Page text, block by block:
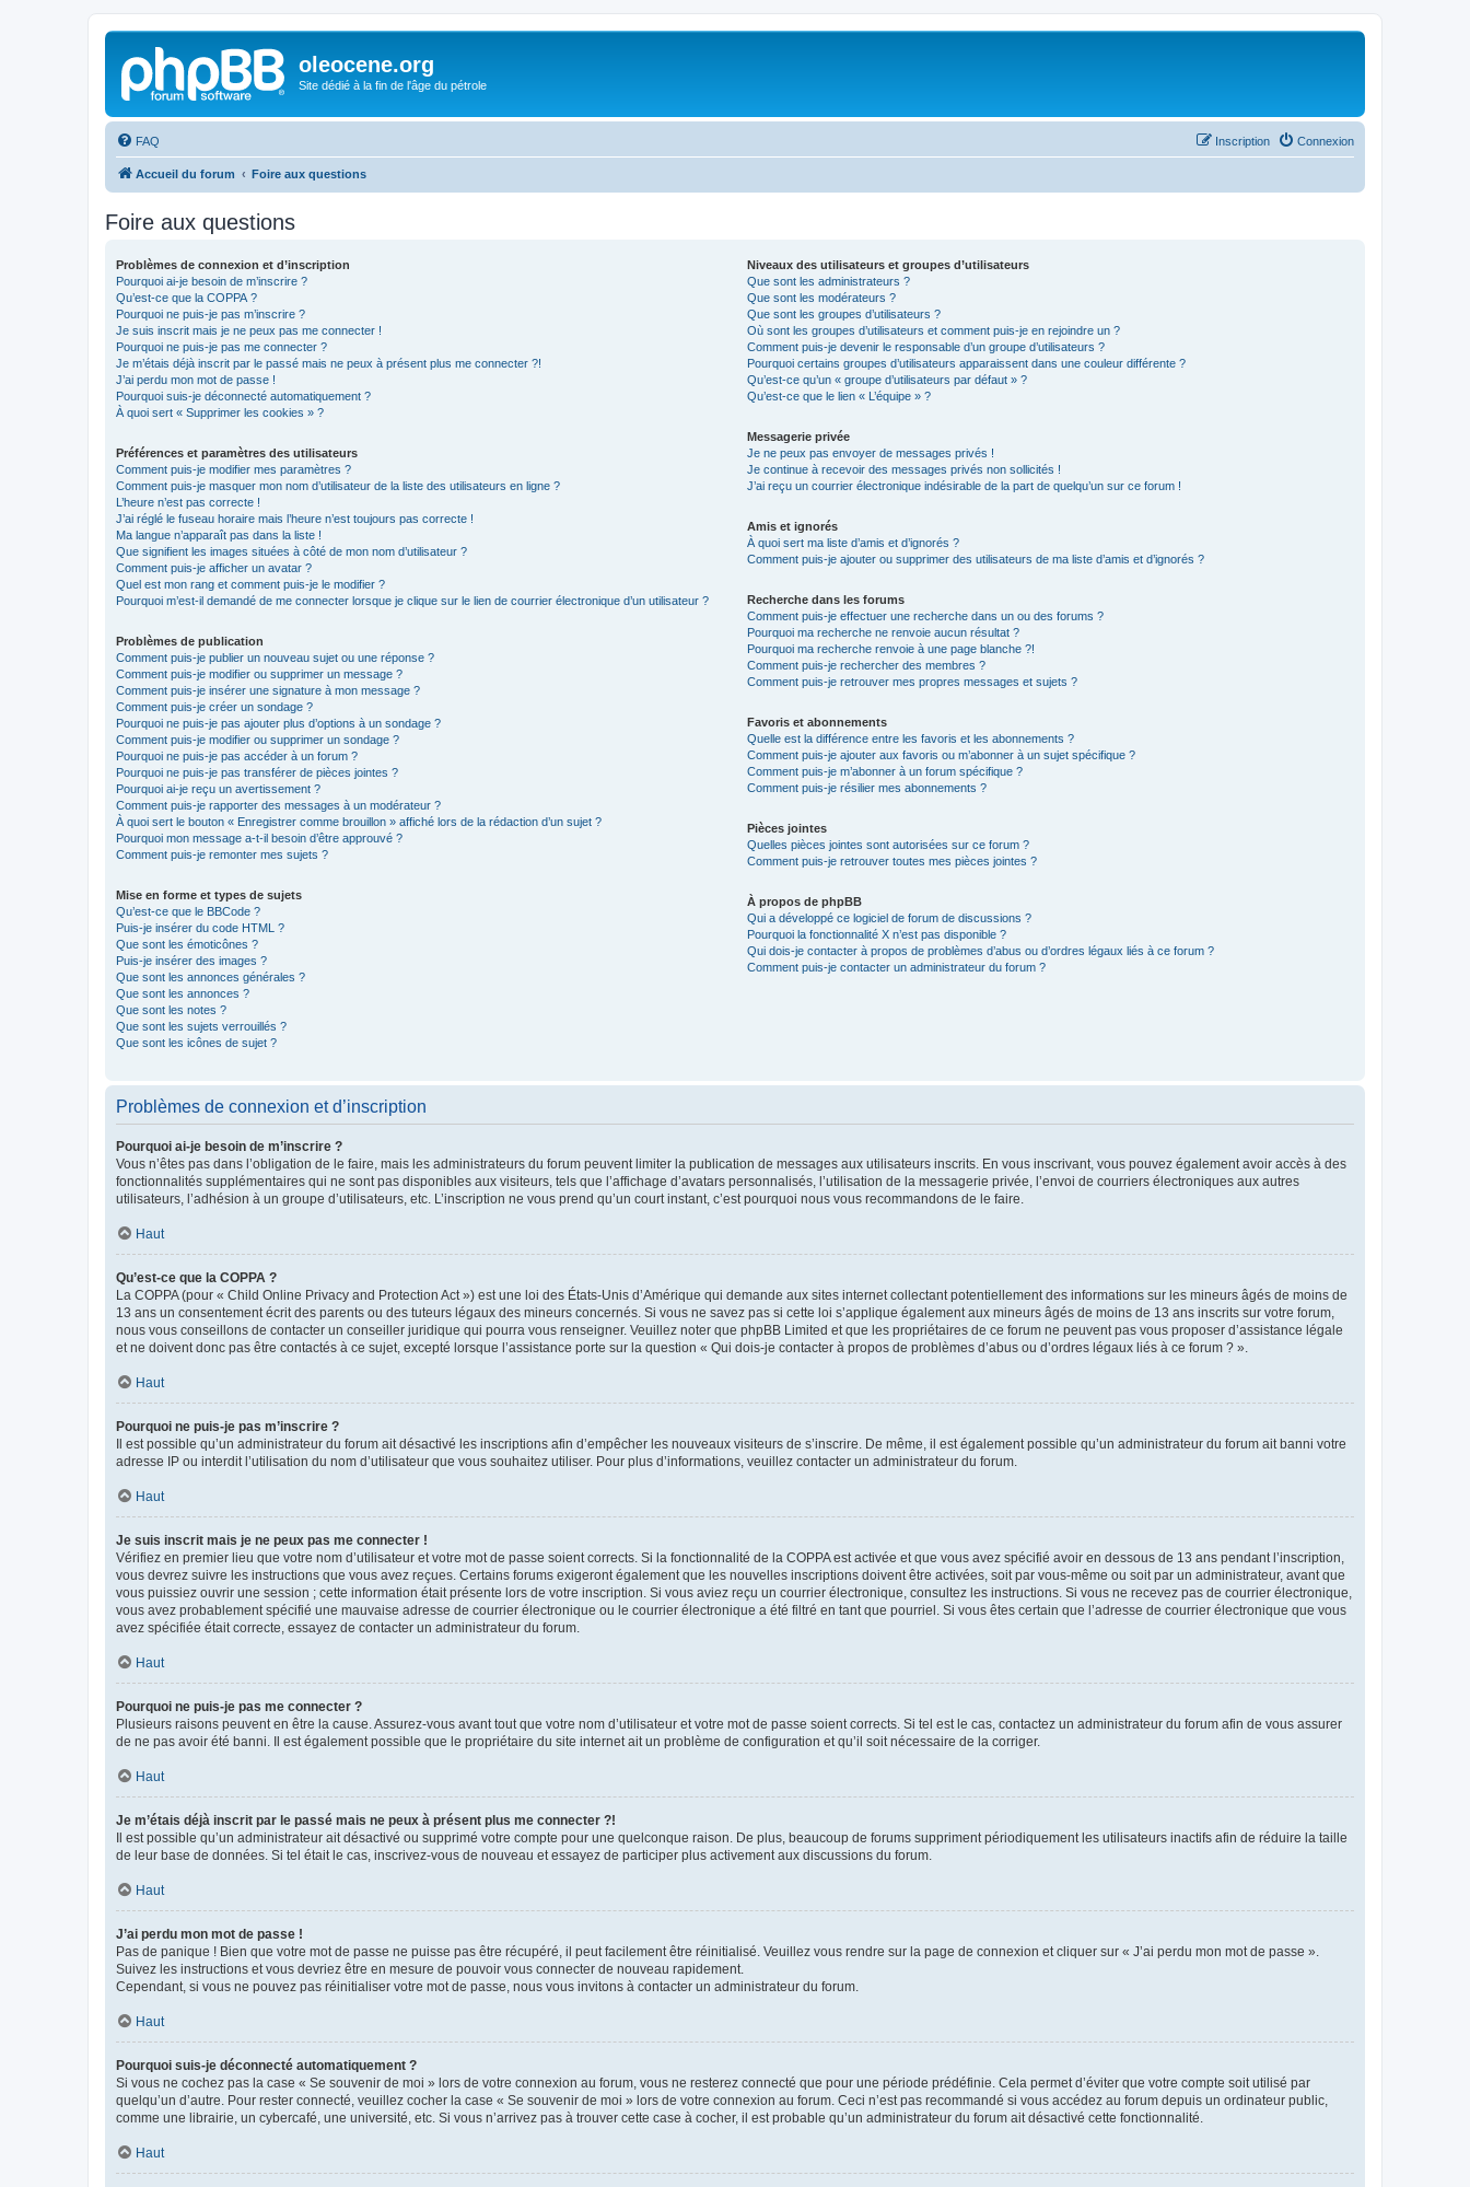
oleocene.org
Site dédié à la fin de l'âge du pétrole
FAQ Connexion
Inscription
Accueil du forum Foire aux questions
Foire aux questions
Problèmes de connexion et d’inscription
Pourquoi ai-je besoin de m’inscrire ?
Qu’est-ce que la COPPA ?
Pourquoi ne puis-je pas m’inscrire ?
Je suis inscrit mais je ne peux pas me connecter !
Pourquoi ne puis-je pas me connecter ?
Je m’étais déjà inscrit par le passé mais ne peux à présent plus me connecter ?!
J’ai perdu mon mot de passe !
Pourquoi suis-je déconnecté automatiquement ?
À quoi sert « Supprimer les cookies » ?
Préférences et paramètres des utilisateurs
Comment puis-je modifier mes paramètres ?
Comment puis-je masquer mon nom d’utilisateur de la liste des utilisateurs en ligne ?
L’heure n’est pas correcte !
J’ai réglé le fuseau horaire mais l’heure n’est toujours pas correcte !
Ma langue n’apparaît pas dans la liste !
Que signifient les images situées à côté de mon nom d’utilisateur ?
Comment puis-je afficher un avatar ?
Quel est mon rang et comment puis-je le modifier ?
Pourquoi m’est-il demandé de me connecter lorsque je clique sur le lien de courrier électronique d’un utilisateur ?
Problèmes de publication
Comment puis-je publier un nouveau sujet ou une réponse ?
Comment puis-je modifier ou supprimer un message ?
Comment puis-je insérer une signature à mon message ?
Comment puis-je créer un sondage ?
Pourquoi ne puis-je pas ajouter plus d’options à un sondage ?
Comment puis-je modifier ou supprimer un sondage ?
Pourquoi ne puis-je pas accéder à un forum ?
Pourquoi ne puis-je pas transférer de pièces jointes ?
Pourquoi ai-je reçu un avertissement ?
Comment puis-je rapporter des messages à un modérateur ?
À quoi sert le bouton « Enregistrer comme brouillon » affiché lors de la rédaction d’un sujet ?
Pourquoi mon message a-t-il besoin d’être approuvé ?
Comment puis-je remonter mes sujets ?
Mise en forme et types de sujets
Qu’est-ce que le BBCode ?
Puis-je insérer du code HTML ?
Que sont les émoticônes ?
Puis-je insérer des images ?
Que sont les annonces générales ?
Que sont les annonces ?
Que sont les notes ?
Que sont les sujets verrouillés ?
Que sont les icônes de sujet ?
Niveaux des utilisateurs et groupes d’utilisateurs
Que sont les administrateurs ?
Que sont les modérateurs ?
Que sont les groupes d’utilisateurs ?
Où sont les groupes d’utilisateurs et comment puis-je en rejoindre un ?
Comment puis-je devenir le responsable d’un groupe d’utilisateurs ?
Pourquoi certains groupes d’utilisateurs apparaissent dans une couleur différente ?
Qu’est-ce qu’un « groupe d’utilisateurs par défaut » ?
Qu’est-ce que le lien « L’équipe » ?
Messagerie privée
Je ne peux pas envoyer de messages privés !
Je continue à recevoir des messages privés non sollicités !
J’ai reçu un courrier électronique indésirable de la part de quelqu’un sur ce forum !
Amis et ignorés
À quoi sert ma liste d’amis et d’ignorés ?
Comment puis-je ajouter ou supprimer des utilisateurs de ma liste d’amis et d’ignorés ?
Recherche dans les forums
Comment puis-je effectuer une recherche dans un ou des forums ?
Pourquoi ma recherche ne renvoie aucun résultat ?
Pourquoi ma recherche renvoie à une page blanche ?!
Comment puis-je rechercher des membres ?
Comment puis-je retrouver mes propres messages et sujets ?
Favoris et abonnements
Quelle est la différence entre les favoris et les abonnements ?
Comment puis-je ajouter aux favoris ou m’abonner à un sujet spécifique ?
Comment puis-je m’abonner à un forum spécifique ?
Comment puis-je résilier mes abonnements ?
Pièces jointes
Quelles pièces jointes sont autorisées sur ce forum ?
Comment puis-je retrouver toutes mes pièces jointes ?
À propos de phpBB
Qui a développé ce logiciel de forum de discussions ?
Pourquoi la fonctionnalité X n’est pas disponible ?
Qui dois-je contacter à propos de problèmes d’abus ou d’ordres légaux liés à ce forum ?
Comment puis-je contacter un administrateur du forum ?
Problèmes de connexion et d’inscription
Pourquoi ai-je besoin de m’inscrire ?
Vous n’êtes pas dans l’obligation de le faire, mais les administrateurs du forum peuvent limiter la publication de messages aux utilisateurs inscrits. En vous inscrivant, vous pouvez également avoir accès à des
fonctionnalités supplémentaires qui ne sont pas disponibles aux visiteurs, tels que l’affichage d’avatars personnalisés, l’utilisation de la messagerie privée, l’envoi de courriers électroniques aux autres
utilisateurs, l’adhésion à un groupe d’utilisateurs, etc. L’inscription ne vous prend qu’un court instant, c’est pourquoi nous vous recommandons de le faire.
Haut
Qu’est-ce que la COPPA ?
La COPPA (pour « Child Online Privacy and Protection Act ») est une loi des États-Unis d’Amérique qui demande aux sites internet collectant potentiellement des informations sur les mineurs âgés de moins de
13 ans un consentement écrit des parents ou des tuteurs légaux des mineurs concernés. Si vous ne savez pas si cette loi s’applique également aux mineurs âgés de moins de 13 ans inscrits sur votre forum,
nous vous conseillons de contacter un conseiller juridique qui pourra vous renseigner. Veuillez noter que phpBB Limited et que les propriétaires de ce forum ne peuvent pas vous proposer d’assistance légale
et ne doivent donc pas être contactés à ce sujet, excepté lorsque l’assistance porte sur la question « Qui dois-je contacter à propos de problèmes d’abus ou d’ordres légaux liés à ce forum ? ».
Haut
Pourquoi ne puis-je pas m’inscrire ?
Il est possible qu’un administrateur du forum ait désactivé les inscriptions afin d’empêcher les nouveaux visiteurs de s’inscrire. De même, il est également possible qu’un administrateur du forum ait banni votre
adresse IP ou interdit l’utilisation du nom d’utilisateur que vous souhaitez utiliser. Pour plus d’informations, veuillez contacter un administrateur du forum.
Haut
Je suis inscrit mais je ne peux pas me connecter !
Vérifiez en premier lieu que votre nom d’utilisateur et votre mot de passe soient corrects. Si la fonctionnalité de la COPPA est activée et que vous avez spécifié avoir en dessous de 13 ans pendant l’inscription,
vous devrez suivre les instructions que vous avez reçues. Certains forums exigeront également que les nouvelles inscriptions doivent être activées, soit par vous-même ou soit par un administrateur, avant que
vous puissiez ouvrir une session ; cette information était présente lors de votre inscription. Si vous aviez reçu un courrier électronique, consultez les instructions. Si vous ne recevez pas de courrier électronique,
vous avez probablement spécifié une mauvaise adresse de courrier électronique ou le courrier électronique a été filtré en tant que pourriel. Si vous êtes certain que l’adresse de courrier électronique que vous
avez spécifiée était correcte, essayez de contacter un administrateur du forum.
Haut
Pourquoi ne puis-je pas me connecter ?
Plusieurs raisons peuvent en être la cause. Assurez-vous avant tout que votre nom d’utilisateur et votre mot de passe soient corrects. Si tel est le cas, contactez un administrateur du forum afin de vous assurer
de ne pas avoir été banni. Il est également possible que le propriétaire du site internet ait un problème de configuration et qu’il soit nécessaire de la corriger.
Haut
Je m’étais déjà inscrit par le passé mais ne peux à présent plus me connecter ?!
Il est possible qu’un administrateur ait désactivé ou supprimé votre compte pour une quelconque raison. De plus, beaucoup de forums suppriment périodiquement les utilisateurs inactifs afin de réduire la taille
de leur base de données. Si tel était le cas, inscrivez-vous de nouveau et essayez de participer plus activement aux discussions du forum.
Haut
J’ai perdu mon mot de passe !
Pas de panique ! Bien que votre mot de passe ne puisse pas être récupéré, il peut facilement être réinitialisé. Veuillez vous rendre sur la page de connexion et cliquer sur « J’ai perdu mon mot de passe ».
Suivez les instructions et vous devriez être en mesure de pouvoir vous connecter de nouveau rapidement.
Cependant, si vous ne pouvez pas réinitialiser votre mot de passe, nous vous invitons à contacter un administrateur du forum.
Haut
Pourquoi suis-je déconnecté automatiquement ?
Si vous ne cochez pas la case « Se souvenir de moi » lors de votre connexion au forum, vous ne resterez connecté que pour une période prédéfinie. Cela permet d’éviter que votre compte soit utilisé par
quelqu’un d’autre. Pour rester connecté, veuillez cocher la case « Se souvenir de moi » lors de votre connexion au forum. Ceci n’est pas recommandé si vous accédez au forum depuis un ordinateur public,
comme une librairie, un cybercafé, une université, etc. Si vous n’arrivez pas à trouver cette case à cocher, il est probable qu’un administrateur du forum ait désactivé cette fonctionnalité.
Haut